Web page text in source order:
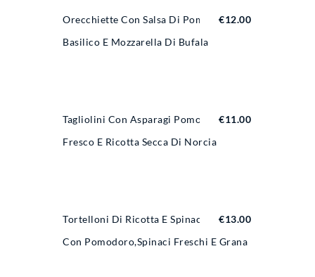
Orecchiette Con Salsa Di Pomodoro
Basilico E Mozzarella Di Bufala
€12.00
Tagliolini Con Asparagi Pomodoro
Fresco E Ricotta Secca Di Norcia
€11.00
Tortelloni Di Ricotta E Spinaci
Con Pomodoro,spinaci Freschi E Grana
€13.00